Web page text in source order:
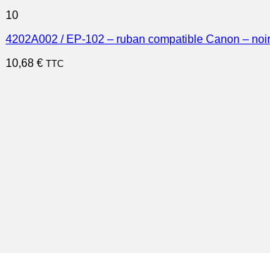
10
4202A002 / EP-102 – ruban compatible Canon –
10,68 € TTC